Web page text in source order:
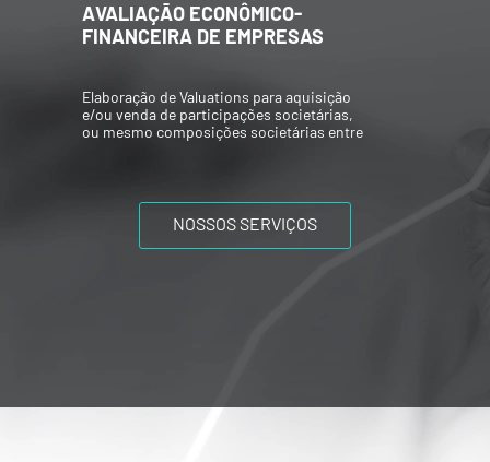
AVALIAÇÃO ECONÔMICO-
FINANCEIRA DE EMPRESAS
Elaboração de Valuations para aquisição
e/ou venda de participações societárias,
ou mesmo composições societárias entre
NOSSOS SERVIÇOS